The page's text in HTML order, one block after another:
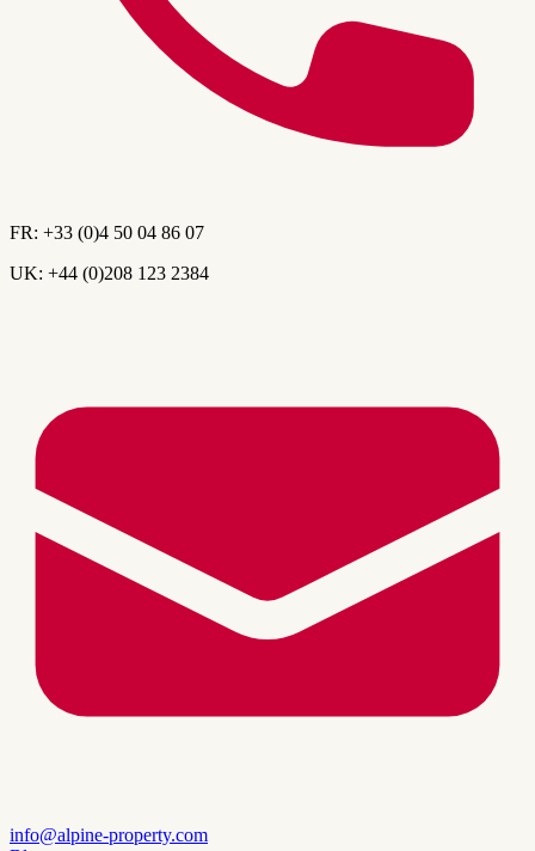
FR: +33 (0)4 50 04 86 07
UK: +44 (0)208 123 2384
info@alpine-property.com